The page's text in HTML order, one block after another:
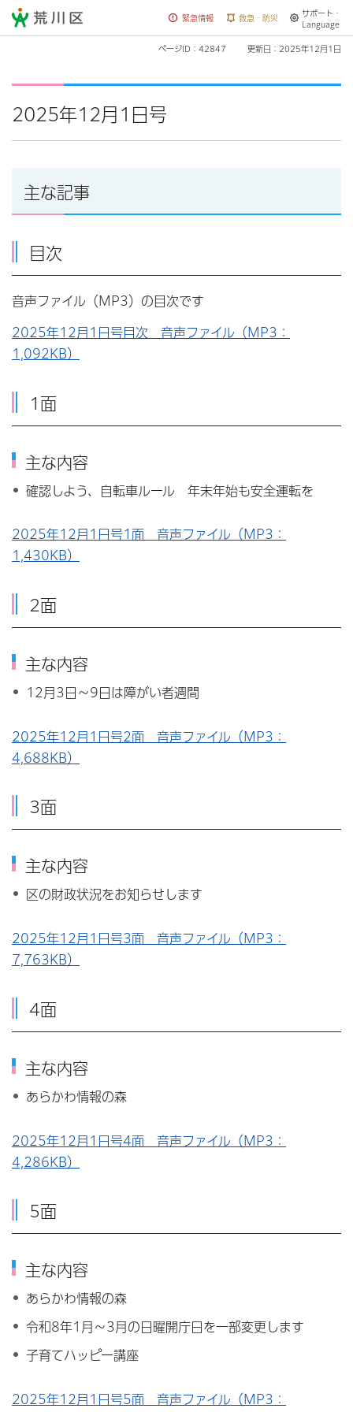
荒川区 緊急情報 救急・防災
サポート・
Language
ページID：42847 更新日：2025年12月1日
2025年12月1日号
主な記事
目次
音声ファイル（MP3）の目次です
2025年12月1日号目次 音声ファイル（MP3：
1,092KB）
1面
主な内容
確認しよう、自転車ルール 年末年始も安全運転を
2025年12月1日号1面 音声ファイル（MP3：
1,430KB）
2面
主な内容
12月3日～9日は障がい者週間
2025年12月1日号2面 音声ファイル（MP3：
4,688KB）
3面
主な内容
区の財政状況をお知らせします
2025年12月1日号3面 音声ファイル（MP3：
7,763KB）
4面
主な内容
あらかわ情報の森
2025年12月1日号4面 音声ファイル（MP3：
4,286KB）
5面
主な内容
あらかわ情報の森
令和8年1月～3月の日曜開庁日を一部変更します
子育てハッピー講座
2025年12月1日号5面 音声ファイル（MP3：